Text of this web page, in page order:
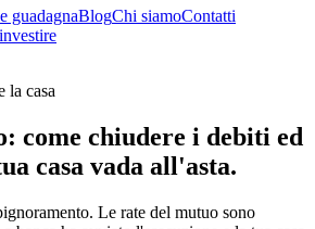
guadagnaBlogChi siamoContatti
la casa
come chiudere i debiti ed
casa vada all'asta.
Le rate del mutuo sono